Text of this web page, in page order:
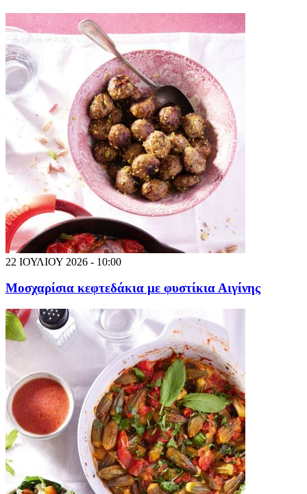
22 ΙΟΥΛΙΟΥ 2026 - 10:00
Μοσχαρίσια κεφτεδάκια με φυστίκια Αιγίνης